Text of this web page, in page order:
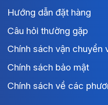
Hướng dẫn đặt hàng
Câu hỏi thường gặp
Chính sách vận chuyển
Chính sách bảo mật
Chính sách về các